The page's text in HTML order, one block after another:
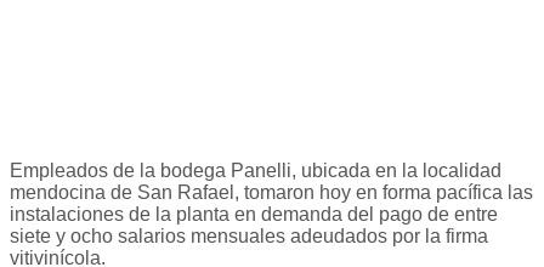
Empleados de la bodega Panelli, ubicada en la localidad
mendocina de San Rafael, tomaron hoy en forma pacífica las
instalaciones de la planta en demanda del pago de entre
siete y ocho salarios mensuales adeudados por la firma
vitivinícola.